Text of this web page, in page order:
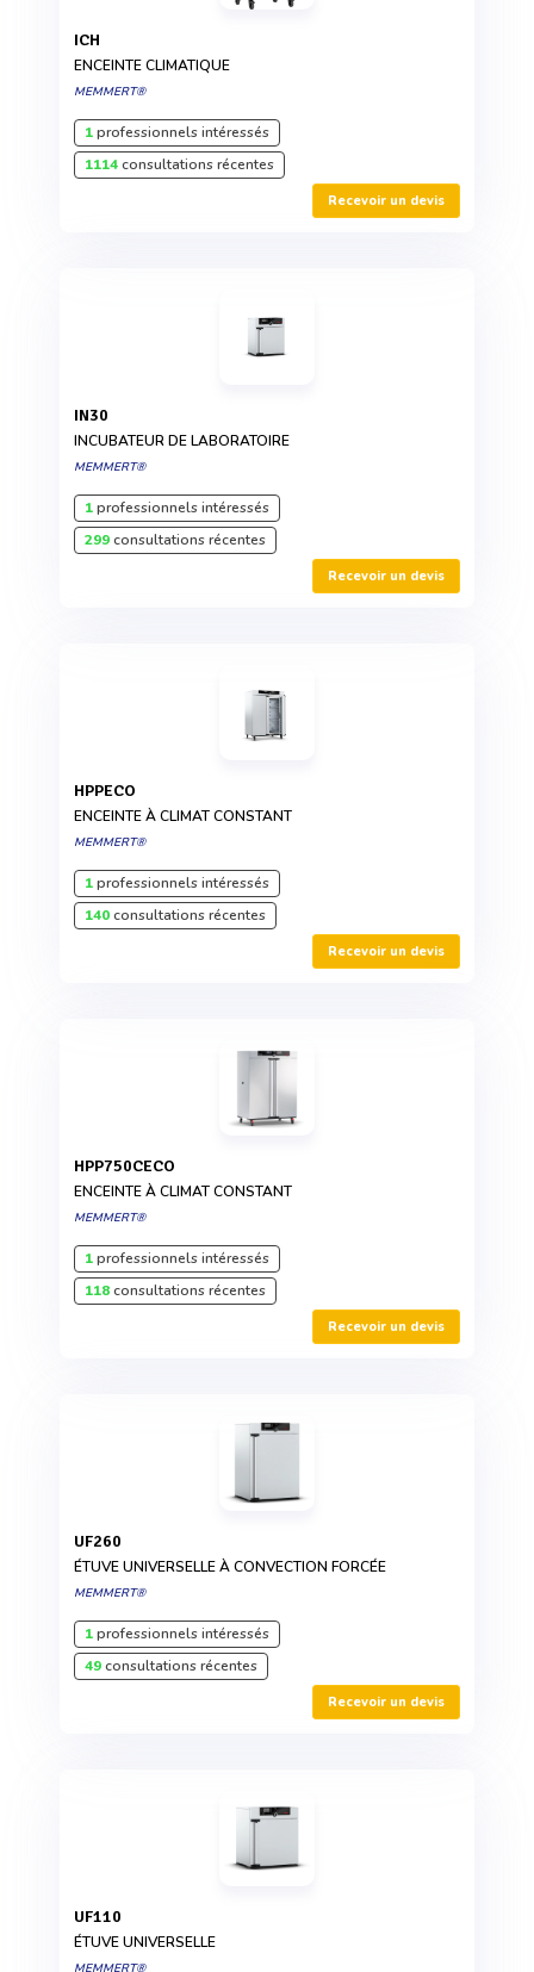
ICH
ENCEINTE CLIMATIQUE
MEMMERT®
1professionnels intéressés
1114consultations récentes
Recevoir un devis
IN30
INCUBATEUR DE LABORATOIRE
MEMMERT®
1professionnels intéressés
299consultations récentes
Recevoir un devis
HPPECO
ENCEINTE À CLIMAT CONSTANT
MEMMERT®
1professionnels intéressés
140consultations récentes
Recevoir un devis
HPP750CECO
ENCEINTE À CLIMAT CONSTANT
MEMMERT®
1professionnels intéressés
118consultations récentes
Recevoir un devis
UF260
ÉTUVE UNIVERSELLE À CONVECTION FORCÉE
MEMMERT®
1professionnels intéressés
49consultations récentes
Recevoir un devis
UF110
ÉTUVE UNIVERSELLE